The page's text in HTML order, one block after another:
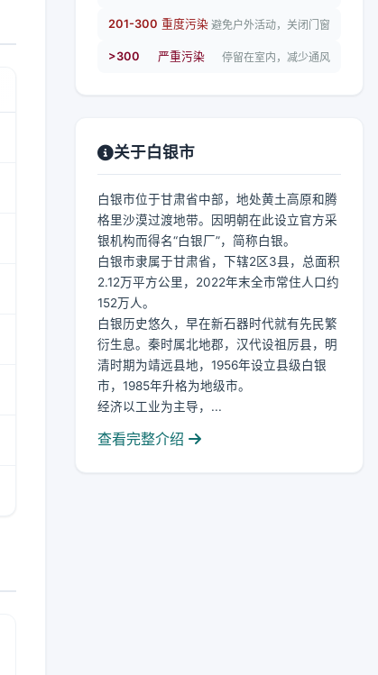
201-300 重度污染 避免户外活动，关闭门窗
>300 严重污染 停留在室内，减少通风
关于白银市
白银市位于甘肃省中部，地处黄土高原和腾
格里沙漠过渡地带。因明朝在此设立官方采
银机构而得名“白银厂”，简称白银。
白银市隶属于甘肃省，下辖2区3县，总面积
2.12万平方公里，2022年末全市常住人口约
152万人。
白银历史悠久，早在新石器时代就有先民繁
衍生息。秦时属北地郡，汉代设祖厉县，明
清时期为靖远县地，1956年设立县级白银
市，1985年升格为地级市。
经济以工业为主导，...
查看完整介绍